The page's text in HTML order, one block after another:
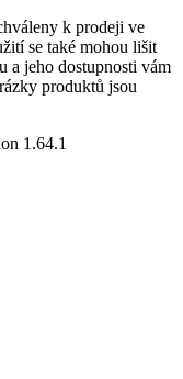
k prodeji ve
se také mohou lišit
a jeho dostupnosti vám
produktů jsou
1.64.1